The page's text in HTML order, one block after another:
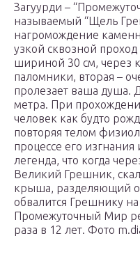
Загуурди –
называемый “Щель
нагромождение
узкой сквозной
шириной 30 см, через
паломники, вторая –
пролезает ваша душа.
метра. При
человек как будто
повторяя телом
процессе его
легенда, что когда
Великий Грешник,
крыша, разделяющий
обвалится Грешнику
Промежуточный Мир
раза в 12 лет. Фото